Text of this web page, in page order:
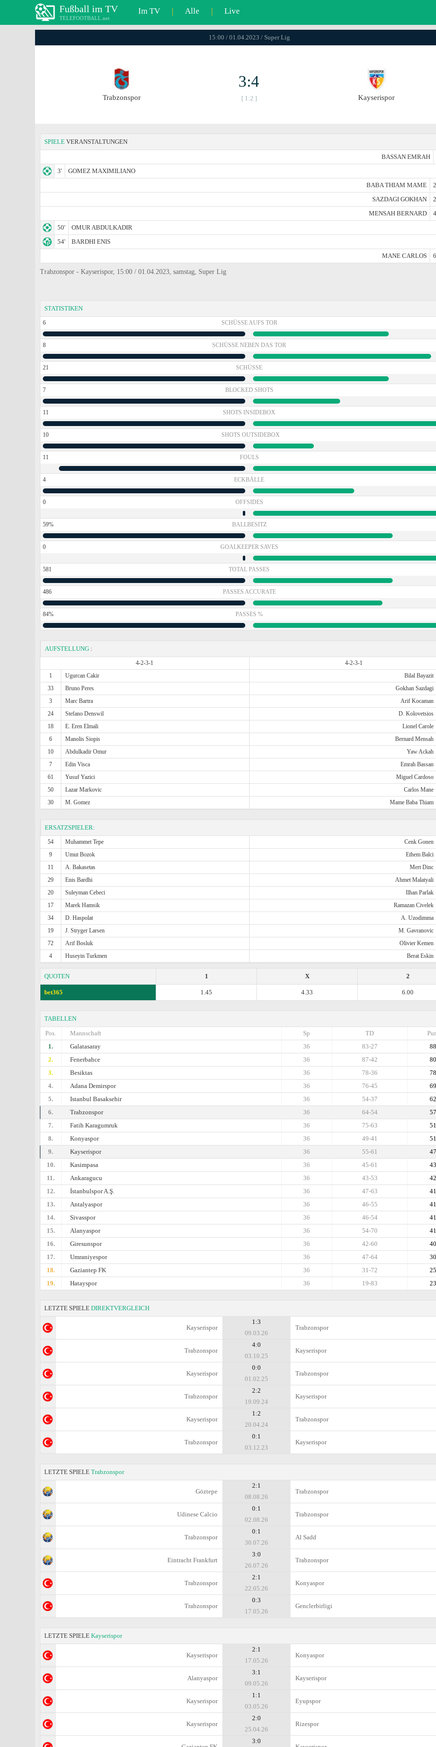
Fußball im TV
TELEFOOTBALL.net
Im TV | Alle | Live
15:00 / 01.04.2023 / Super Lig
Trabzonspor
3:4
[ 1:2 ] Kayserispor
SPIELE VERANSTALTUNGEN
BASSAN EMRAH
3'
GOMEZ MAXIMILIANO
BABA THIAM MAME
SAZDAGI GOKHAN
MENSAH BERNARD
50'
OMUR ABDULKADIR
54'
BARDHI ENIS
MANE CARLOS
Trabzonspor - Kayserispor, 15:00 / 01.04.2023, samstag, Super Lig
STATISTIKEN
6 SCHÜSSE AUFS TOR
8 SCHÜSSE NEBEN DAS TOR
21 SCHÜSSE
7 BLOCKED SHOTS
11 SHOTS INSIDEBOX
10 SHOTS OUTSIDEBOX
11 FOULS
4 ECKBÄLLE
0 OFFSIDES
59% BALLBESITZ
0 GOALKEEPER SAVES
581 TOTAL PASSES
486 PASSES ACCURATE
84% PASSES %
AUFSTELLUNG :
4-2-3-1
4-2-3-1
1
Ugurcan Cakir Bilal Bayazit
33
Bruno Peres Gokhan Sazdagi
3
Marc Bartra Arif Kocaman
24
Stefano Denswil D. Kolovetsios
18
E. Eren Elmali Lionel Carole
6
Manolis Siopis Bernard Mensah
10
Abdulkadir Omur Yaw Ackah
7
Edin Visca Emrah Bassan
61
Yusuf Yazici Miguel Cardoso
50
Lazar Markovic Carlos Mane
30
M. Gomez Mame Baba Thiam
ERSATZSPIELER:
54 Muhammet Tepe Cenk Gonen
9
Umut Bozok Ethem Balci
11
A. Bakasetas Mert Dinc
29
Enis Bardhi Ahmet Malatyali
20
Suleyman Cebeci Ilhan Parlak
17
Marek Hamsik Ramazan Civelek
34
D. Haspolat A. Uzodimma
19
J. Stryger Larsen M. Gavranovic
72
Arif Bosluk Olivier Kemen
4
Huseyin Turkmen Berat Eskin
QUOTEN 2
X
1
bet365 6.00
4.33
1.45
TABELLEN
Pos.
Mannschaft TD
Sp
1.
Galatasaray 88
83-27
36
2.
Fenerbahce 80
87-42
36
3.
Besiktas 78
78-36
36
4.
Adana Demirspor 69
76-45
36
5.
Istanbul Basaksehir 62
54-37
36
6.
Trabzonspor 57
64-54
36
7.
Fatih Karagumruk 51
75-63
36
8.
Konyaspor 51
49-41
36
9.
Kayserispor 47
55-61
36
10.
Kasimpasa 43
45-61
36
11.
Ankaragucu 42
43-53
36
12.
İstanbulspor A.Ş. 41
47-63
36
13.
Antalyaspor 41
46-55
36
14.
Sivasspor 41
46-54
36
15.
Alanyaspor 41
54-70
36
16.
Giresunspor 40
42-60
36
17.
Umraniyespor 30
47-64
36
18.
Gaziantep FK 25
31-72
36
19.
Hatayspor 23
19-83
36
LETZTE SPIELE DIREKTVERGLEICH
Kayserispor
1:3
09.03.26
Trabzonspor
Trabzonspor
4:0
03.10.25
Kayserispor
Kayserispor
0:0
01.02.25
Trabzonspor
Trabzonspor
2:2
19.09.24
Kayserispor
Kayserispor
1:2
20.04.24
Trabzonspor
Trabzonspor
0:1
03.12.23
Kayserispor
LETZTE SPIELE Trabzonspor
Göztepe
2:1
08.08.26
Trabzonspor
Udinese Calcio
0:1
02.08.26
Trabzonspor
Trabzonspor
0:1
30.07.26
Al Sadd
Eintracht Frankfurt
3:0
26.07.26
Trabzonspor
Trabzonspor
2:1
22.05.26
Konyaspor
Trabzonspor
0:3
17.05.26
Genclerbirligi
LETZTE SPIELE Kayserispor
Kayserispor
2:1
17.05.26
Konyaspor
Alanyaspor
3:1
09.05.26
Kayserispor
Kayserispor
1:1
03.05.26
Eyupspor
Kayserispor
2:0
25.04.26
Rizespor
3:0